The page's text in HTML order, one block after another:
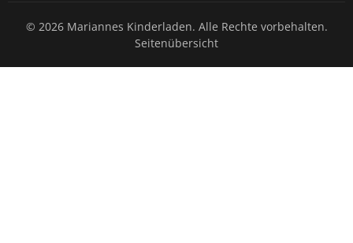
© 2026 Mariannes Kinderladen. Alle Rechte vorbehalten.
Seitenübersicht